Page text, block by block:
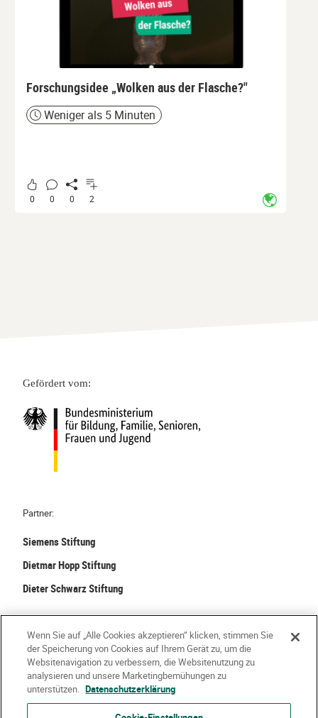
Forschungsidee „Wolken aus der Flasche?"
ZeitWeniger als 5 Minuten
0 0 0 2
Gefördert vom:
Partner:
Siemens Stiftung
Dietmar Hopp Stiftung
Dieter Schwarz Stiftung
Kontakt Häufige Fragen
Impressum
Datenschutzerklärung
Nutzungsbedingungen
Wenn Sie auf „Alle Cookies akzeptieren“ klicken, stimmen Sie
der Speicherung von Cookies auf Ihrem Gerät zu, um die
Websitenavigation zu verbessern, die Websitenutzung zu
analysieren und unsere Marketingbemühungen zu
unterstützen. Datenschutzerklärung